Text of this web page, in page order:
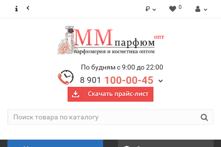
₽ 0
По будням с 9:00 до 22:00
8 901 100-00-45